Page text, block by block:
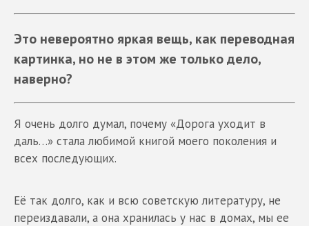
Это невероятно яркая вещь, как переводная
картинка, но не в этом же только дело,
наверно?
Я очень долго думал, почему «Дорога уходит в
даль…» стала любимой книгой моего поколения и
всех последующих.
Её так долго, как и всю советскую литературу, не
переиздавали, а она хранилась у нас в домах, мы ее